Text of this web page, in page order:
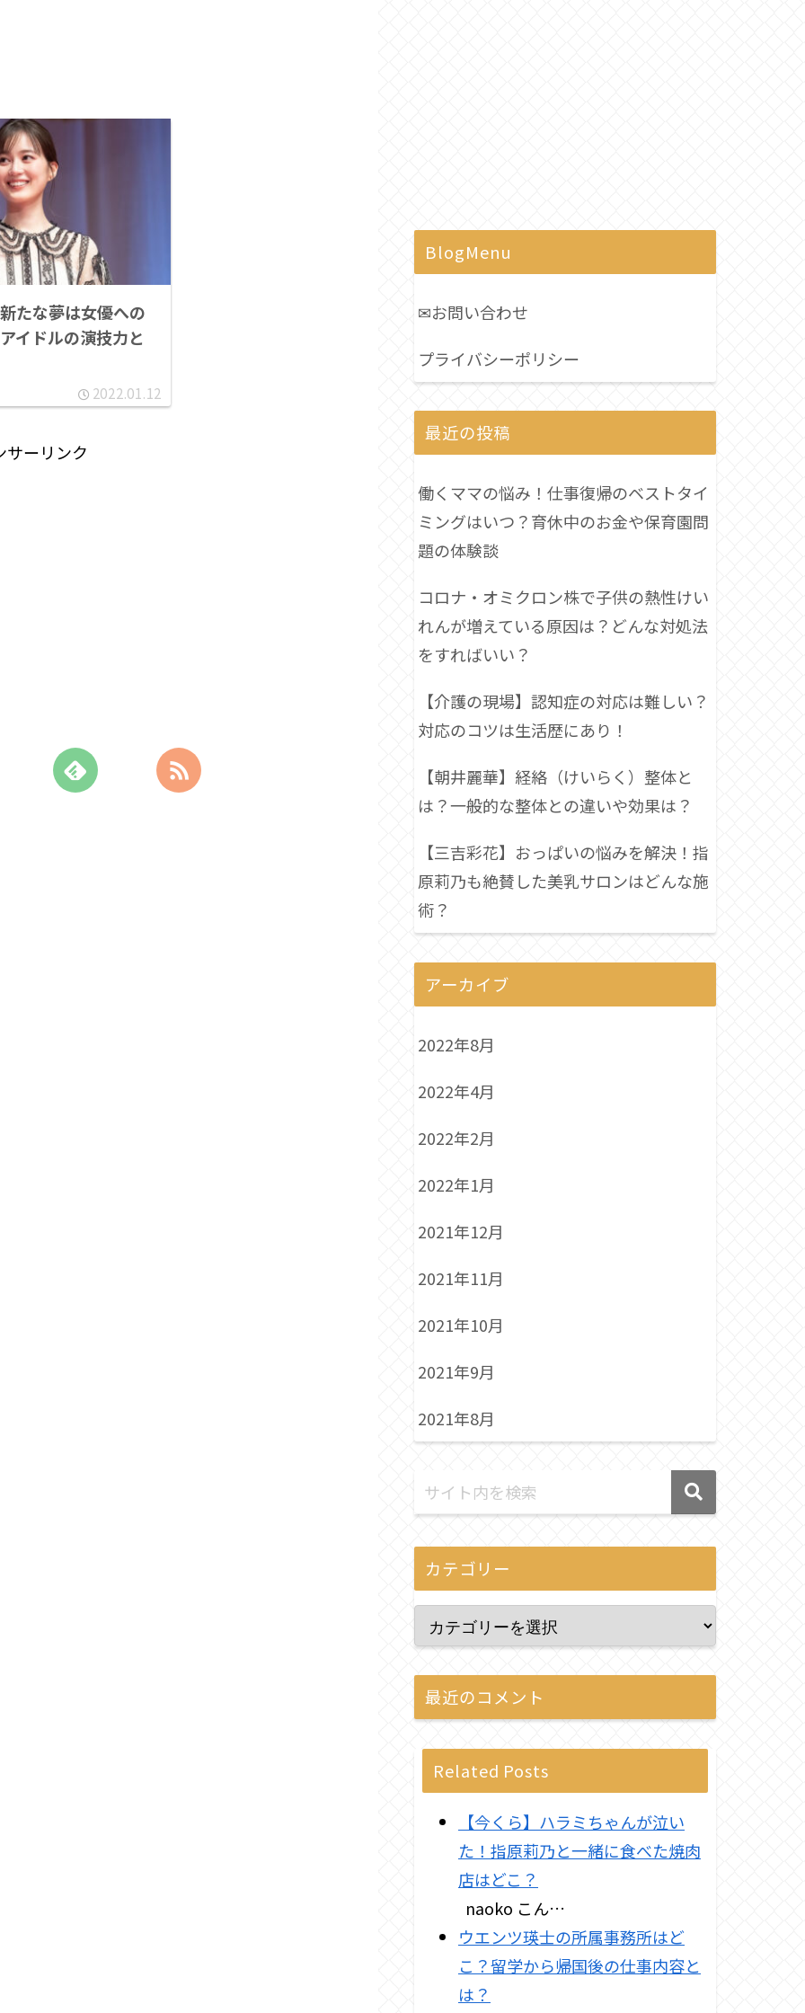
たな夢は女優への
イドルの演技力と
2022.01.12
サーリンク
BlogMenu
✉お問い合わせ
プライバシーポリシー
最近の投稿
働くママの悩み！仕事復帰のベストタイ
ミングはいつ？育休中のお金や保育園問
題の体験談
コロナ・オミクロン株で子供の熱性けい
れんが増えている原因は？どんな対処法
をすればいい？
【介護の現場】認知症の対応は難しい？
対応のコツは生活歴にあり！
【朝井麗華】経絡（けいらく）整体と
は？一般的な整体との違いや効果は？
【三吉彩花】おっぱいの悩みを解決！指
原莉乃も絶賛した美乳サロンはどんな施
術？
アーカイブ
2022年8月
2022年4月
2022年2月
2022年1月
2021年12月
2021年11月
2021年10月
2021年9月
2021年8月
カテゴリー
最近のコメント
Related Posts
【今くら】ハラミちゃんが泣い
た！指原莉乃と一緒に食べた焼肉
店はどこ？
naoko こん…
ウエンツ瑛士の所属事務所はど
こ？留学から帰国後の仕事内容と
は？